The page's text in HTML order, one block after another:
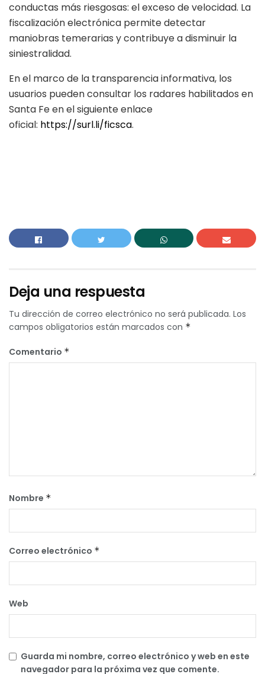
conductas más riesgosas: el exceso de velocidad. La
fiscalización electrónica permite detectar
maniobras temerarias y contribuye a disminuir la
siniestralidad.
En el marco de la transparencia informativa, los
usuarios pueden consultar los radares habilitados en
Santa Fe en el siguiente enlace
oficial: https://surl.li/ficsca.
Deja una respuesta
Tu dirección de correo electrónico no será publicada. Los
campos obligatorios están marcados con *
Comentario *
Nombre *
Correo electrónico *
Web
Guarda mi nombre, correo electrónico y web en este
navegador para la próxima vez que comente.